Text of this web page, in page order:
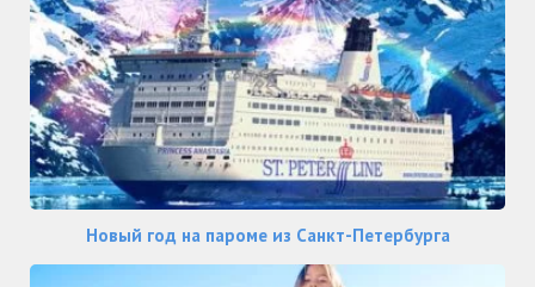
Новый год на пароме из Санкт-Петербурга